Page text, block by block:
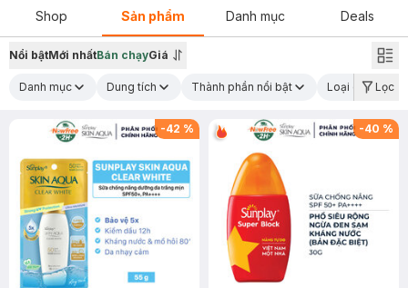
Shop Sản phẩm Danh mục Deals
Nổi bậtMới nhấtBán chạyGiá
Danh mục Dung tích Thành phần nổi bật Loại da Lọc
-42 % -40 %